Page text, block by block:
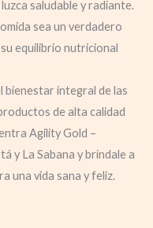
saludable y radiante.
sea un verdadero
equilibrio nutricional
bienestar integral de las
de alta calidad
Agility Gold –
y La Sabana y bríndale a
una vida sana y feliz.